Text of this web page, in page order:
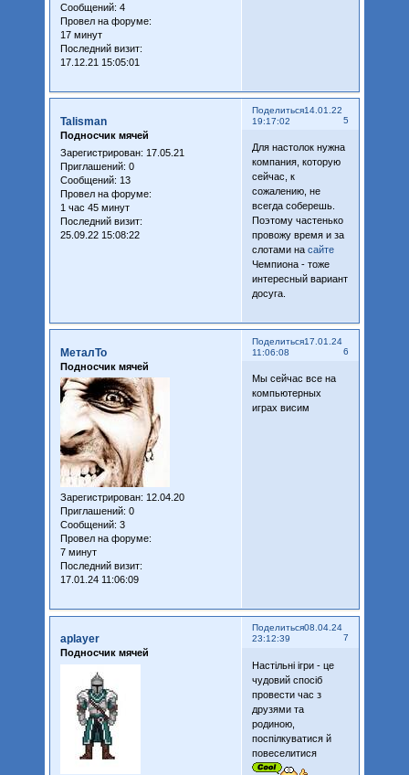
Сообщений: 4
Провел на форуме:
17 минут
Последний визит:
17.12.21 15:05:01
Поделиться
5
14.01.22
19:17:02
Talisman
Подносчик мячей
Зарегистрирован: 17.05.21
Приглашений: 0
Сообщений: 13
Провел на форуме:
1 час 45 минут
Последний визит:
25.09.22 15:08:22
Для настолок нужна
компания, которую
сейчас, к
сожалению, не
всегда соберешь.
Поэтому частенько
провожу время и за
слотами на сайте
Чемпиона - тоже
интересный вариант
досуга.
Поделиться
6
17.01.24
11:06:08
МеталТо
Подносчик мячей
Зарегистрирован: 12.04.20
Приглашений: 0
Сообщений: 3
Провел на форуме:
7 минут
Последний визит:
17.01.24 11:06:09
Мы сейчас все на
компьютерных
играх висим
Поделиться
7
08.04.24
23:12:39
aplayer
Подносчик мячей
Настільні ігри - це
чудовий спосіб
провести час з
друзями та
родиною,
поспілкуватися й
повеселитися